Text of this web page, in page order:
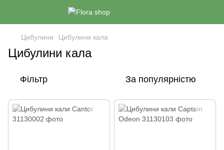
Цибулини Цибулини кала
Цибулини кала
Фільтр За популярністю